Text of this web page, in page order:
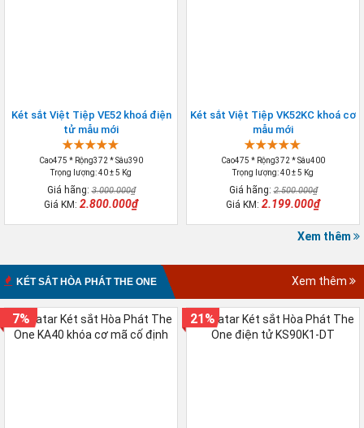
Két sắt Việt Tiệp VE52 khoá điện
tử mẫu mới
Cao475 * Rộng372 * Sâu390
Trọng lượng: 40 ± 5 Kg
Giá hãng:3.000.000₫
Giá KM: 2.800.000₫
Két sắt Việt Tiệp VK52KC khoá cơ
mẫu mới
Cao475 * Rộng372 * Sâu400
Trọng lượng: 40 ± 5 Kg
Giá hãng:2.500.000₫
Giá KM: 2.199.000₫
Xem thêm
KÉT SẮT HÒA PHÁT THE ONE Xem thêm
7% 21%